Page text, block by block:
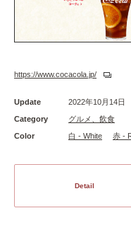
https://www.cocacola.jp/
Update
2022年10月14日
Category
グルメ、飲食
Color
白 - White 赤 -
Detail